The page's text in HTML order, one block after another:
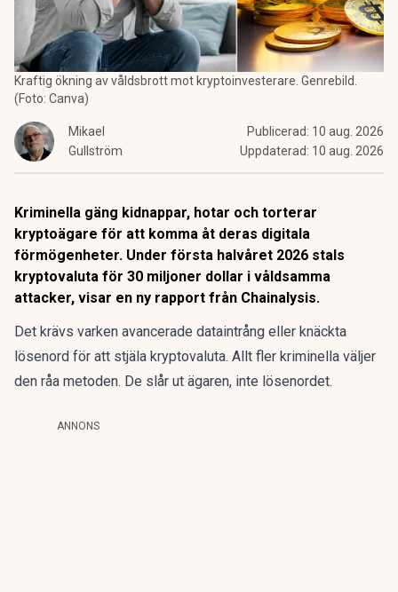
Kraftig ökning av våldsbrott mot kryptoinvesterare. Genrebild.
(Foto: Canva)
Mikael
Gullström
Publicerad: 10 aug. 2026
Uppdaterad: 10 aug. 2026
Kriminella gäng kidnappar, hotar och torterar
kryptoägare för att komma åt deras digitala
förmögenheter. Under första halvåret 2026 stals
kryptovaluta för 30 miljoner dollar i våldsamma
attacker, visar en ny rapport från Chainalysis.
Det krävs varken avancerade dataintrång eller knäckta
lösenord för att stjäla kryptovaluta. Allt fler kriminella väljer
den råa metoden. De slår ut ägaren, inte lösenordet.
ANNONS